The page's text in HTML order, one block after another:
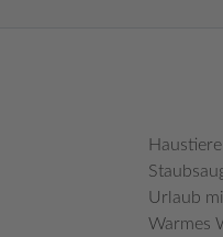
Haustiere
Urlaub
Warmes